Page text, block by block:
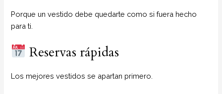
Porque un vestido debe quedarte como si fuera hecho
para ti.
Reservas rápidas
Los mejores vestidos se apartan primero.